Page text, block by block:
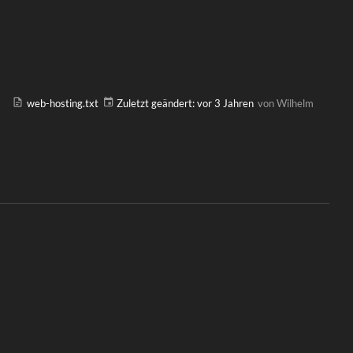
web-hosting.txt Zuletzt geändert:vor 3 Jahren vonWilhelm